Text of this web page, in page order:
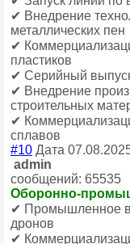
✔ Внедрение
металлических пен
✔
пластиков
✔ Серийный
✔ Внедрение
строительных
✔
сплавов
#10 Дата
admin
сообщений: 65535
Оборонно-
✔ Промышленное
дронов
✔